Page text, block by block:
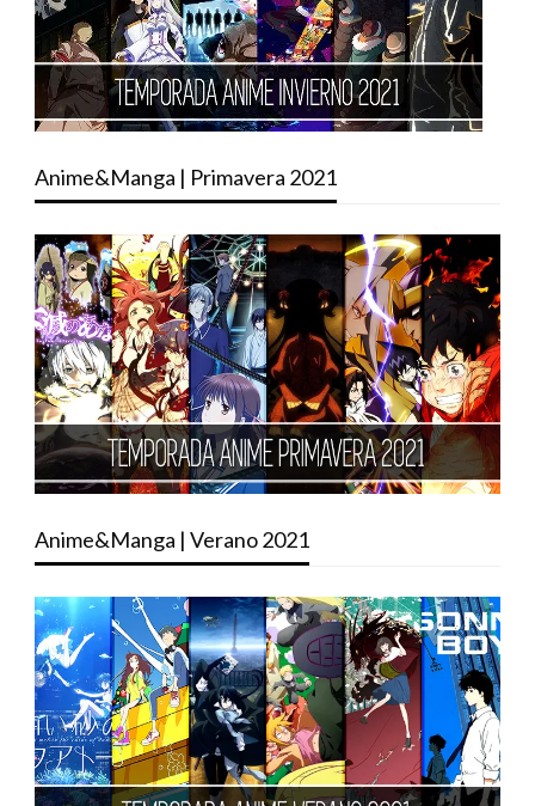
Anime&Manga | Primavera 2021
Anime&Manga | Verano 2021